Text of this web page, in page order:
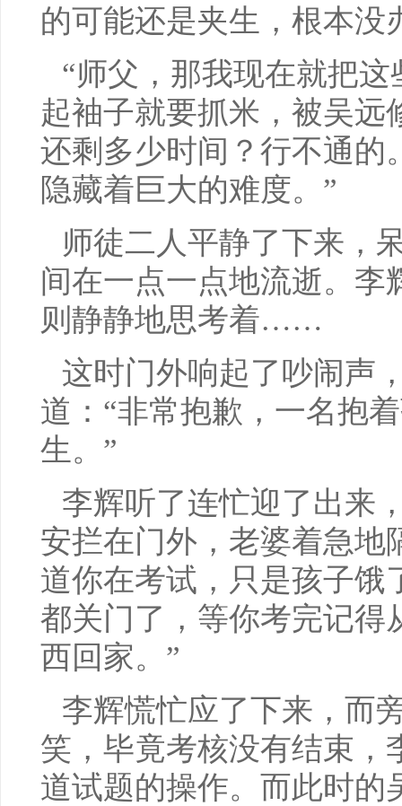
的可能还是夹生，根本没
“师父，那我现在就把
起袖子就要抓米，被吴远
还剩多少时间？行不通的
隐藏着巨大的难度。”
师徒二人平静了下来，
间在一点一点地流逝。李
则静静地思考着……
这时门外响起了吵闹声
道：“非常抱歉，一名抱
生。”
李辉听了连忙迎了出来
安拦在门外，老婆着急地
道你在考试，只是孩子饿
都关门了，等你考完记得
西回家。”
李辉慌忙应了下来，而
笑，毕竟考核没有结束，
道试题的操作。而此时的